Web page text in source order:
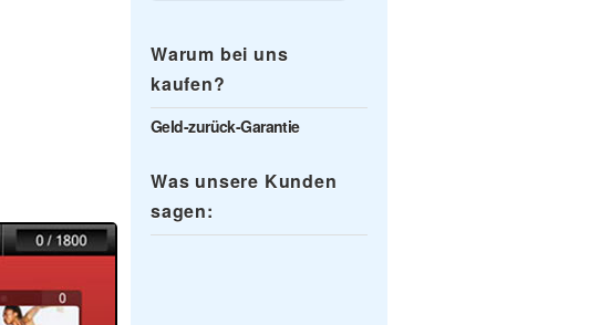
Warum bei uns
kaufen?
Geld-zurück-Garantie
Was unsere Kunden
sagen: